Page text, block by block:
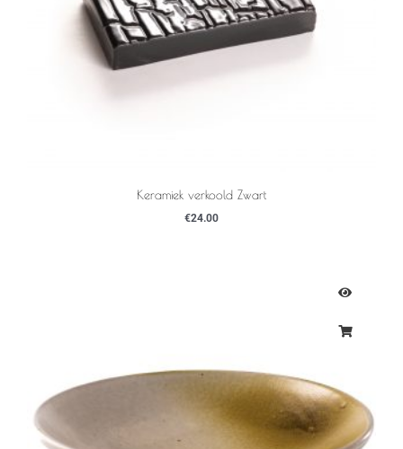
Keramiek verkoold Zwart
€24.00